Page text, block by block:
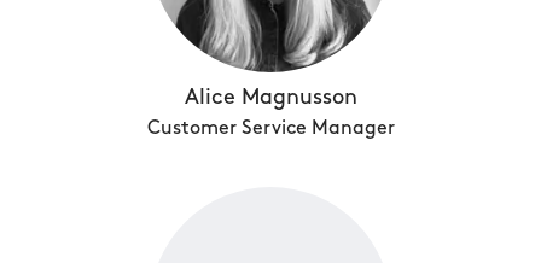
Alice Magnusson
Customer Service Manager